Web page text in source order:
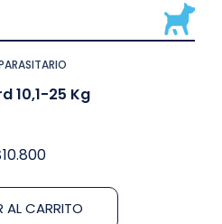
10,1-25 Kg
10.800
AL CARRITO